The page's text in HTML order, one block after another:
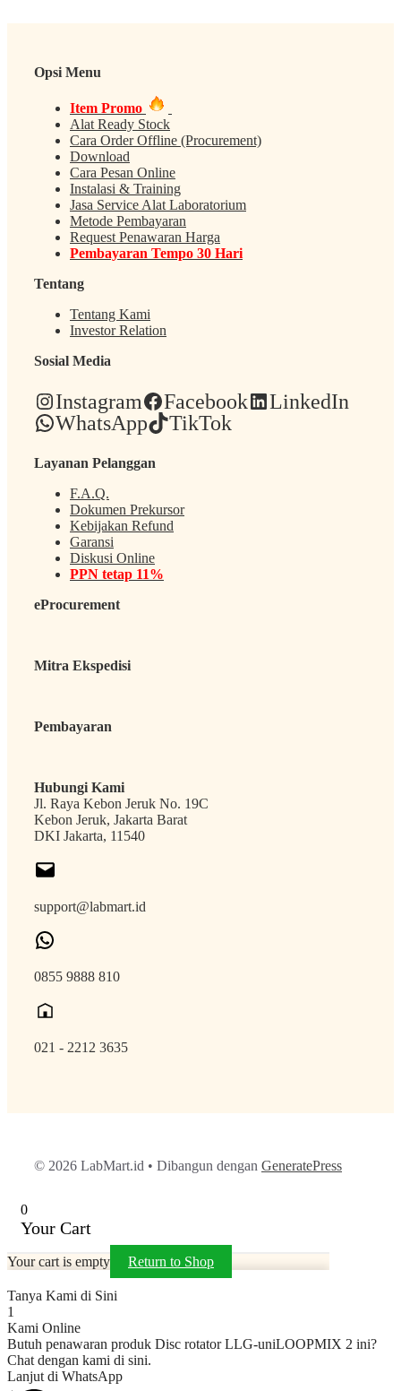
Opsi Menu
Item Promo
Alat Ready Stock
Cara Order Offline (Procurement)
Download
Cara Pesan Online
Instalasi & Training
Jasa Service Alat Laboratorium
Metode Pembayaran
Request Penawaran Harga
Pembayaran Tempo 30 Hari
Tentang
Tentang Kami
Investor Relation
Sosial Media
Instagram Facebook
LinkedIn
WhatsApp
TikTok
Layanan Pelanggan
F.A.Q.
Dokumen Prekursor
Kebijakan Refund
Garansi
Diskusi Online
PPN tetap 11%
eProcurement
Mitra Ekspedisi
Pembayaran
Hubungi Kami
Jl. Raya Kebon Jeruk No. 19C
Kebon Jeruk, Jakarta Barat
DKI Jakarta, 11540
support@labmart.id
0855 9888 810
021 - 2212 3635
© 2026 LabMart.id • Dibangun dengan GeneratePress
0
Your Cart
Your cart is empty Return to Shop
Tanya Kami di Sini
1
Kami Online
Butuh penawaran produk Disc rotator LLG-uniLOOPMIX 2 ini?
Chat dengan kami di sini.
Lanjut di WhatsApp